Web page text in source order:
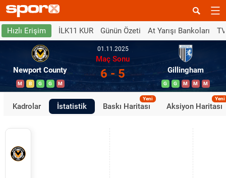
Hızlı Erişim İLK11 KUR Günün Özeti At Yarışı Bankoları
Newport County
M B G G M
01.11.2025
Maç Sonu
6 - 5 Gillingham
G G M M M
Kadrolar İstatistik Baskı Haritası
Yeni
Aksiyon Haritası
Yeni